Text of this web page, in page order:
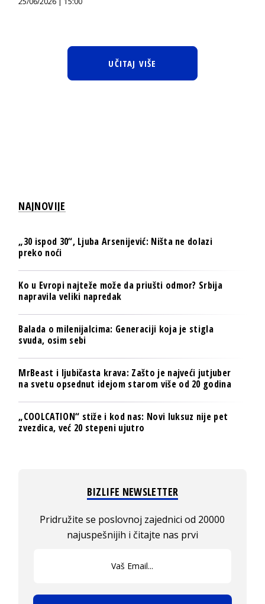
UČITAJ VIŠE
NAJNOVIJE
„30 ispod 30“, Ljuba Arsenijević: Ništa ne dolazi
preko noći
Ko u Evropi najteže može da priušti odmor? Srbija
napravila veliki napredak
Balada o milenijalcima: Generaciji koja je stigla
svuda, osim sebi
MrBeast i ljubičasta krava: Zašto je najveći jutjuber
na svetu opsednut idejom starom više od 20 godina
„COOLCATION“ stiže i kod nas: Novi luksuz nije pet
zvezdica, već 20 stepeni ujutro
BIZLIFE NEWSLETTER
Pridružite se poslovnoj zajednici od 20000
najuspešnijih i čitajte nas prvi